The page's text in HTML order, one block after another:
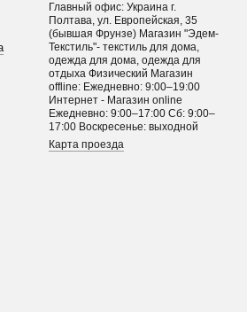
Главный офис: Украина г.
Полтава, ул. Европейская, 35
(бывшая Фрунзе) Магазин "Эдем-
Текстиль"- текстиль для дома,
одежда для дома, одежда для
отдыха Физический Магазин
offline: Ежедневно: 9:00–19:00
Интернет - Магазин online
Ежедневно: 9:00–17:00 Сб: 9:00–
17:00 Воскресенье: выходной
Карта проезда